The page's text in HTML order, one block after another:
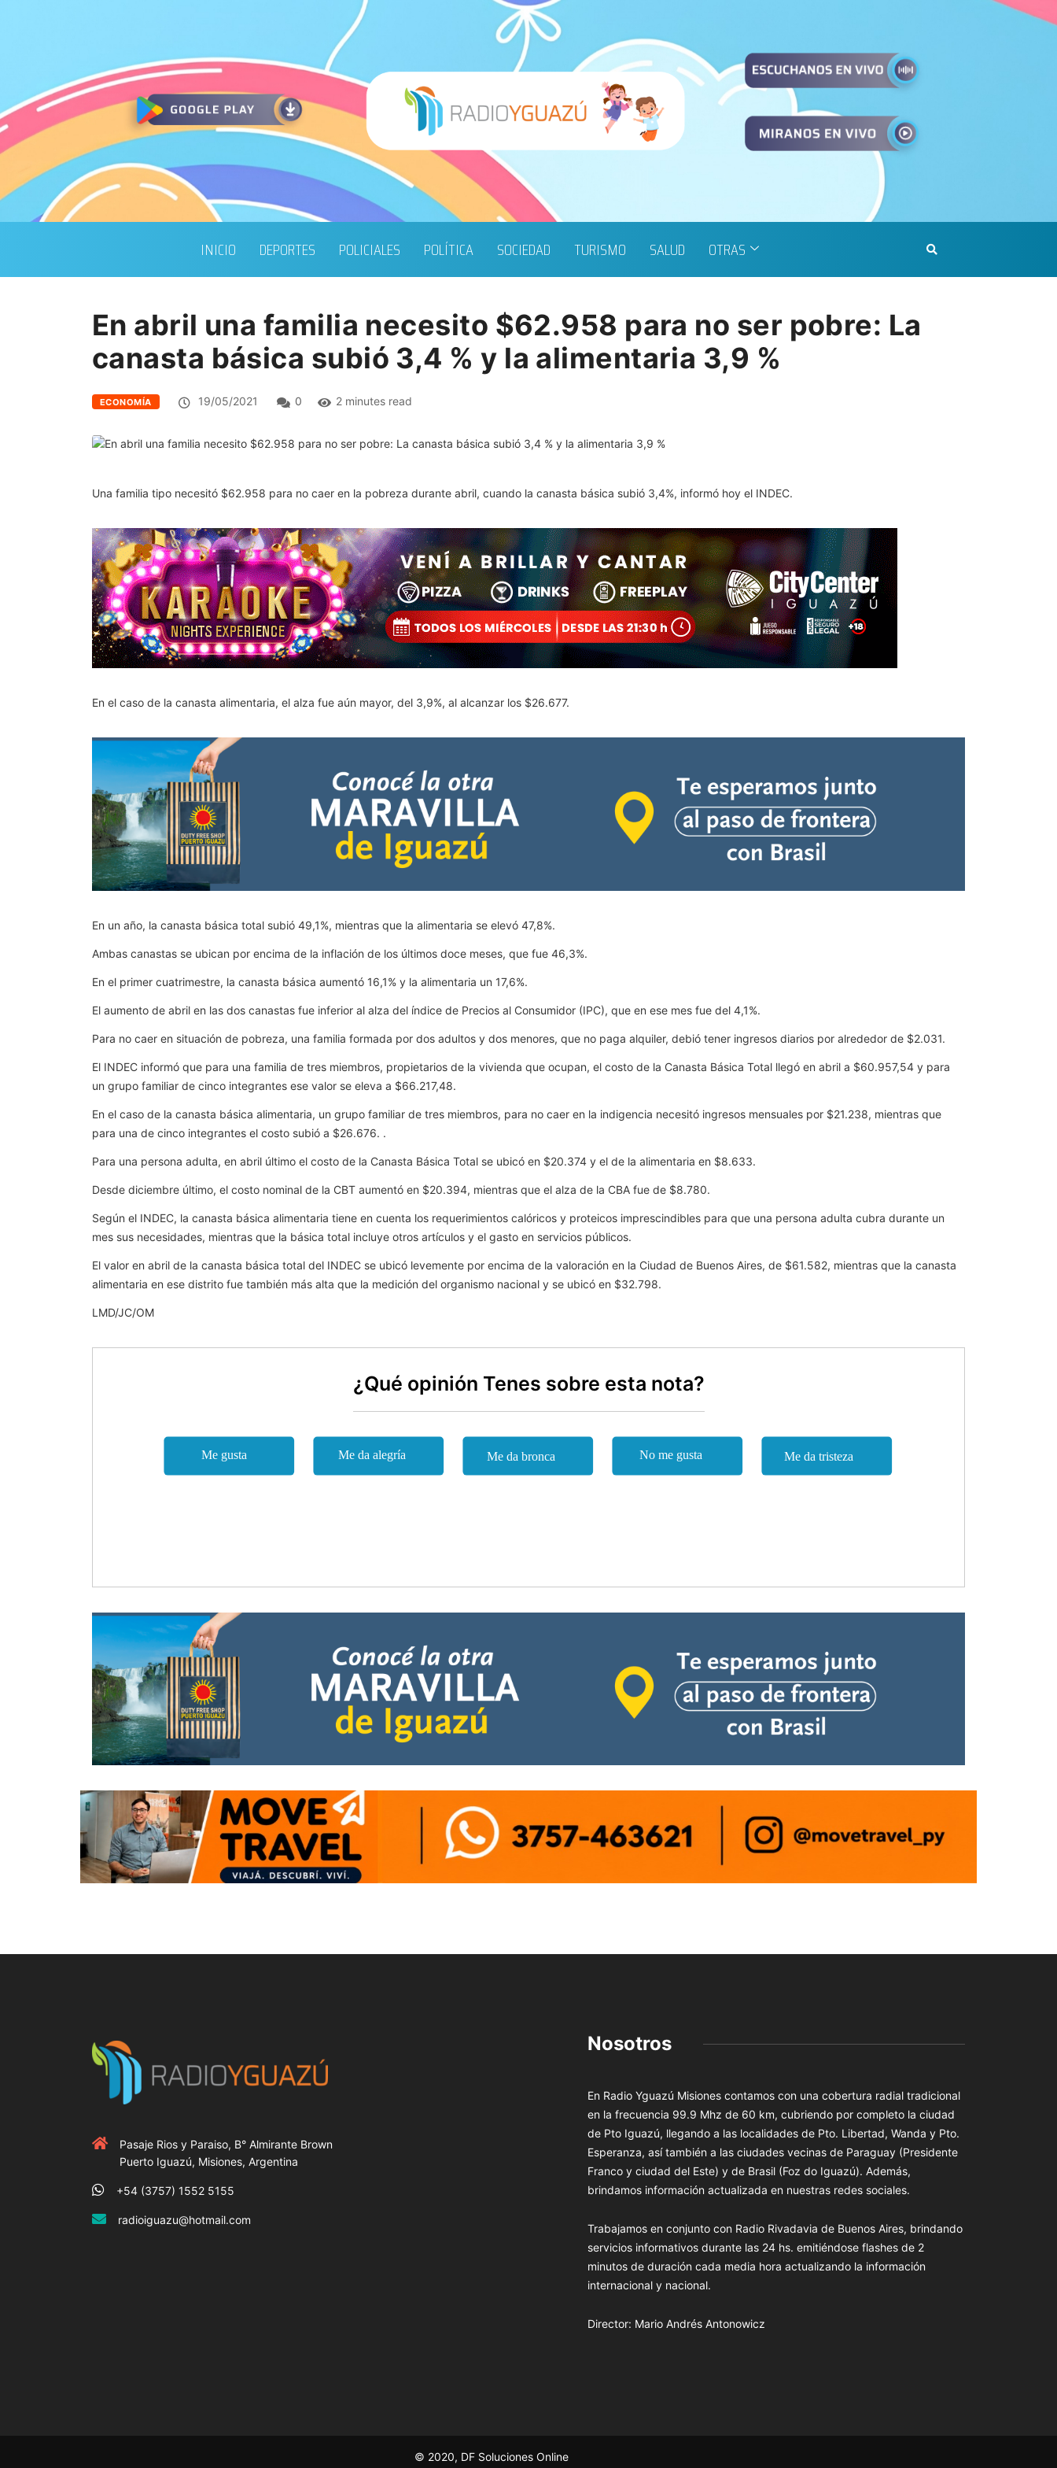
INICIO DEPORTES POLICIALES POLÍTICA SOCIEDAD TURISMO SALUD OTRAS
En abril una familia necesito $62.958 para no ser pobre: La
canasta básica subió 3,4 % y la alimentaria 3,9 %
ECONOMÍA 19/05/2021 0 2 minutes read
Una familia tipo necesitó $62.958 para no caer en la pobreza durante abril, cuando la canasta básica subió 3,4%, informó hoy el INDEC.
En el caso de la canasta alimentaria, el alza fue aún mayor, del 3,9%, al alcanzar los $26.677.
En un año, la canasta básica total subió 49,1%, mientras que la alimentaria se elevó 47,8%.
Ambas canastas se ubican por encima de la inflación de los últimos doce meses, que fue 46,3%.
En el primer cuatrimestre, la canasta básica aumentó 16,1% y la alimentaria un 17,6%.
El aumento de abril en las dos canastas fue inferior al alza del índice de Precios al Consumidor (IPC), que en ese mes fue del 4,1%.
Para no caer en situación de pobreza, una familia formada por dos adultos y dos menores, que no paga alquiler, debió tener ingresos diarios por alrededor de $2.031.
El INDEC informó que para una familia de tres miembros, propietarios de la vivienda que ocupan, el costo de la Canasta Básica Total llegó en abril a $60.957,54 y para
un grupo familiar de cinco integrantes ese valor se eleva a $66.217,48.
En el caso de la canasta básica alimentaria, un grupo familiar de tres miembros, para no caer en la indigencia necesitó ingresos mensuales por $21.238, mientras que
para una de cinco integrantes el costo subió a $26.676. .
Para una persona adulta, en abril último el costo de la Canasta Básica Total se ubicó en $20.374 y el de la alimentaria en $8.633.
Desde diciembre último, el costo nominal de la CBT aumentó en $20.394, mientras que el alza de la CBA fue de $8.780.
Según el INDEC, la canasta básica alimentaria tiene en cuenta los requerimientos calóricos y proteicos imprescindibles para que una persona adulta cubra durante un
mes sus necesidades, mientras que la básica total incluye otros artículos y el gasto en servicios públicos.
El valor en abril de la canasta básica total del INDEC se ubicó levemente por encima de la valoración en la Ciudad de Buenos Aires, de $61.582, mientras que la canasta
alimentaria en ese distrito fue también más alta que la medición del organismo nacional y se ubicó en $32.798.
LMD/JC/OM
¿Qué opinión Tenes sobre esta nota?
Pasaje Rios y Paraiso, B° Almirante Brown
Puerto Iguazú, Misiones, Argentina
+54 (3757) 1552 5155
radioiguazu@hotmail.com
Nosotros
En Radio Yguazú Misiones contamos con una cobertura radial tradicional
en la frecuencia 99.9 Mhz de 60 km, cubriendo por completo la ciudad
de Pto Iguazú, llegando a las localidades de Pto. Libertad, Wanda y Pto.
Esperanza, así también a las ciudades vecinas de Paraguay (Presidente
Franco y ciudad del Este) y de Brasil (Foz do Iguazú). Además,
brindamos información actualizada en nuestras redes sociales.
Trabajamos en conjunto con Radio Rivadavia de Buenos Aires, brindando
servicios informativos durante las 24 hs. emitiéndose flashes de 2
minutos de duración cada media hora actualizando la información
internacional y nacional.
Director: Mario Andrés Antonowicz
© 2020, DF Soluciones Online